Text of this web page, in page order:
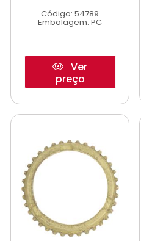
Código: 54789
Embalagem: PC
Ver
preço